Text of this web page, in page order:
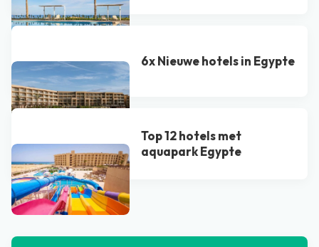
6x Nieuwe hotels in Egypte
Top 12 hotels met
aquapark Egypte
Bekijk alle blogs